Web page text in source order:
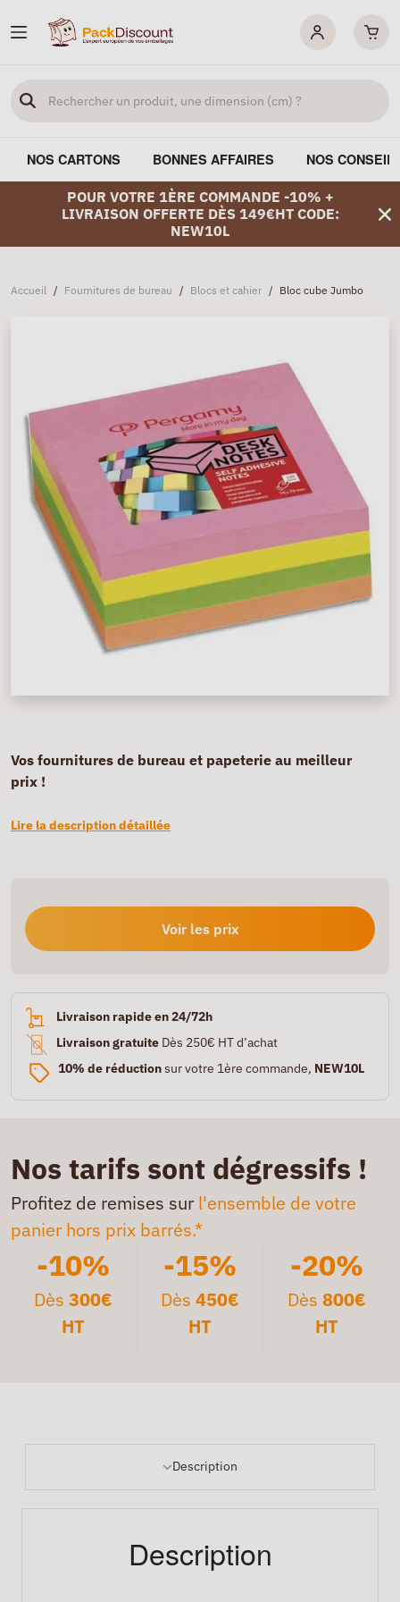
NOS CARTONS BONNES AFFAIRES NOS
POUR VOTRE 1ÈRE COMMANDE -10% +
LIVRAISON OFFERTE DÈS 149€HT CODE:
NEW10L
Accueil / Fournitures de bureau / Blocs et cahier / Bloc cube Jumbo
Vos fournitures de bureau et papeterie au meilleur
prix !
Lire la description détaillée
Voir les prix
Livraison rapide en 24/72h
Livraison gratuite Dès 250€ HT d’achat
10% de réductionsur votre 1ère commande, NEW10L
Nos tarifs sont dégressifs !
Profitez de remises sur l'ensemble de votre
panier hors prix barrés.*
-10%
Dès300€
HT
-15%
Dès 450€
HT
-20%
Dès 800€
HT
Description
Description